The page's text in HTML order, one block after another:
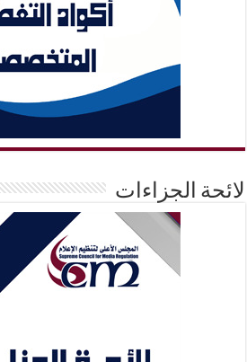
لائحة الجزاءات